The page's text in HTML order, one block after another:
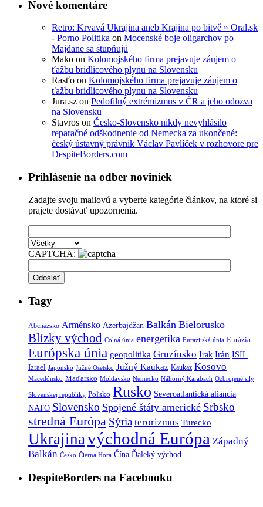
Nové komentáre
Retro: Krvavá Ukrajina aneb Krajina po bitvě » Oral.sk
- Porno Politika on Mocenské boje oligarchov po
Majdane sa stupňujú
Mako on Kolomojského firma prejavuje záujem o
ťažbu bridlicového plynu na Slovensku
Rasťo on Kolomojského firma prejavuje záujem o
ťažbu bridlicového plynu na Slovensku
Jura.sz on Pedofilný extrémizmus v ČR a jeho odozva
na Slovensku
Stavros on Česko-Slovensko nikdy nevyhlásilo
reparačné odškodnenie od Nemecka za ukončené:
český ústavný právnik Václav Pavlíček v rozhovore pre
DespiteBorders.com
Prihlásenie na odber noviniek
Zadajte svoju mailovú a vyberte kategórie článkov, na ktoré si
prajete dostávať upozornenia.
CAPTCHA:
Tagy
Abcházsko Arménsko Azerbajdžan Balkán Bielorusko
Blízky východ Colná únia energetika Eurazijská únia Eurázia
Európska únia geopolitika Gruzínsko Irak Irán ISIL
Izrael Japonsko Južné Osetsko Južný Kaukaz Kaukaz Kosovo
Macedónsko Maďarsko Moldavsko Nemecko Náhorný Karabach Ozbrojené sily
Slovenskej republiky Poľsko Rusko Severoatlantická aliancia
NATO Slovensko Spojené štáty americké Srbsko
stredná Európa Sýria terorizmus Turecko
Ukrajinavýchodná Európa Západný
Balkán Česko Čierna Hora Čína Ďaleký východ
DespiteBorders na Facebooku